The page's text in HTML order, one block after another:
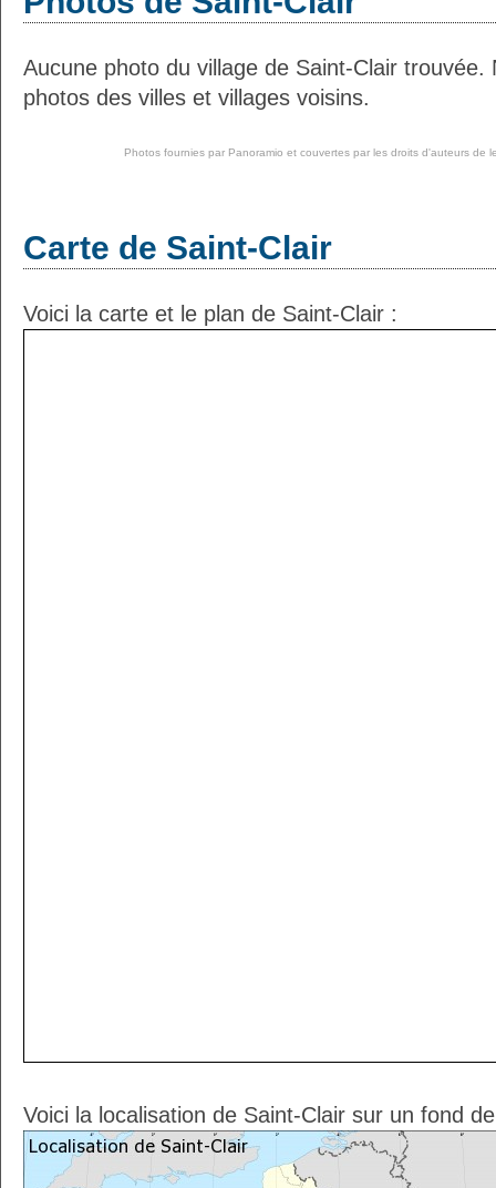
Aucune photo du village de Saint-Clair trouvée.
photos des villes et villages voisins.
Photos fournies par Panoramio et couvertes par les droits d'auteurs de
Carte de Saint-Clair
Voici la carte et le plan de Saint-Clair :
Voici la localisation de Saint-Clair sur un fond